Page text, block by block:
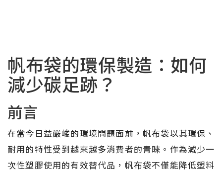
帆布袋的環保製造：如何
減少碳足跡？
前言
在當今日益嚴峻的環境問題面前，帆布袋以其環保、
耐用的特性受到越來越多消費者的青睞。作為減少一
次性塑膠使用的有效替代品，帆布袋不僅能降低塑料